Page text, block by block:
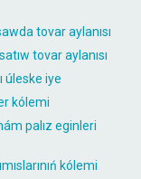
tovar aylanısı
tovar aylanısı
úleske iye
kólemi
palız eginleri
kólemi